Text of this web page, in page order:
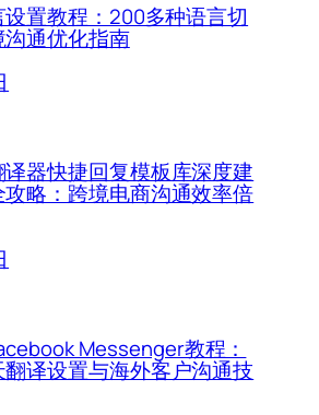
置教程：200多种语言切
通优化指南
器快捷回复模板库深度建
略：跨境电商沟通效率倍
Messenger教程：
译设置与海外客户沟通技